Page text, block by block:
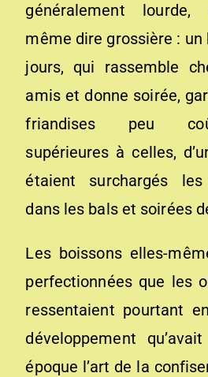
généralement lourde,
même dire grossière : un
jours, qui rassemble
amis et donne soirée,
friandises peu
supérieures à celles,
étaient surchargés
dans les bals et soirées
Les boissons elles-
perfectionnées que les
ressentaient pourtant
développement
époque l’art de la